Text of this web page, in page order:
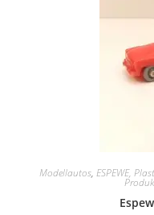
Modellautos, ESPEWE,